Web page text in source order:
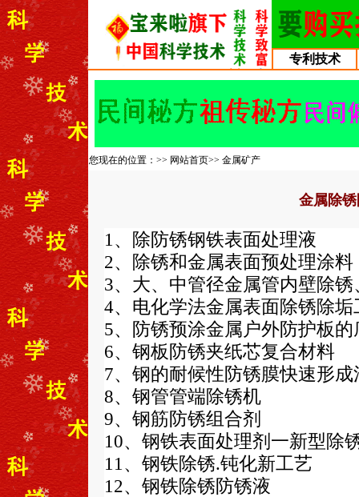
专利技术
您现在的位置：>> 网站首页>> 金属矿产
金属除
1、除防锈钢铁表面处理液
2、除锈和金属表面预处理涂料
3、大、中管径金属管内壁除
4、电化学法金属表面除锈除垢
5、防锈预涂金属户外防护板的
6、钢板防锈夹纸芯复合材料
7、钢的耐候性防锈膜快速形成
8、钢管管端除锈机
9、钢筋防锈组合剂
10、钢铁表面处理剂一新型除
11、钢铁除锈.钝化新工艺
12、钢铁除锈防锈液